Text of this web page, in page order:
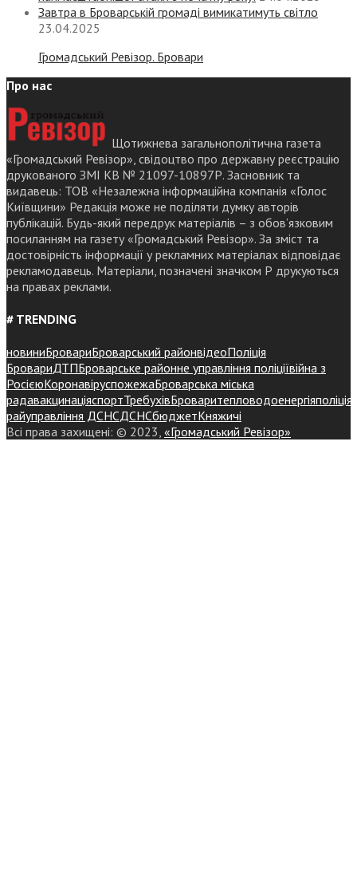
Завтра в Броварській громаді вимикатимуть світло
23.04.2025
Громадський Ревізор. Бровари
Про нас
Щотижнева загальнополітична газета
«Громадський Ревізор», свідоцтво про державну реєстрацію
друкованого ЗМІ КВ № 21097-10897Р. Засновник та
видавець: ТОВ «Незалежна інформаційна компанія «Голос
Київщини» Редакція може не поділяти думку авторів
публікацій. Будь-який передрук матеріалів – з обов’язковим
посиланням на газету «Громадський Ревізор». За зміст та
достовірність інформації у рекламних матеріалах відповідає
рекламодавець. Матеріали, позначені значком Р друкуються
на правах реклами.
# TRENDING
новиниБровариБроварський районвідеоПоліція
БровариДТПБроварське районне управління поліціївійна з
РосієюКоронавіруспожежаБроварська міська
радавакцинаціяспортТребухівБроваритепловодоенергіяполіція
райуправління ДСНСДСНСбюджетКняжичі
Всі права захищені: © 2023, «Громадський Ревізор»